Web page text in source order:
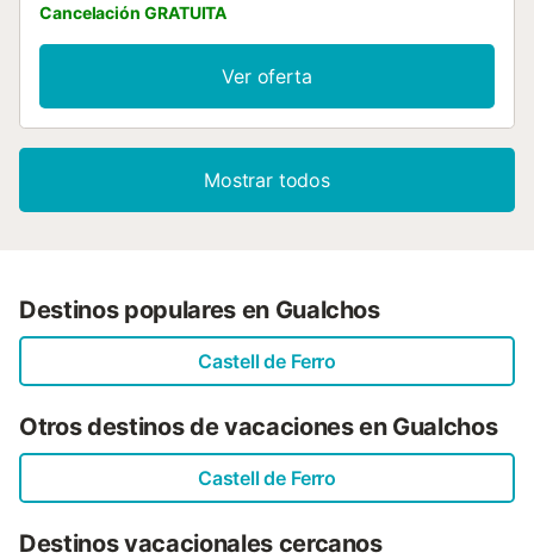
Cancelación GRATUITA
Ver oferta
Mostrar todos
Destinos populares en Gualchos
Castell de Ferro
Otros destinos de vacaciones en Gualchos
Castell de Ferro
Destinos vacacionales cercanos